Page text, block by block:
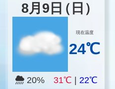
8月 9 日（日）
現在温度
24℃
20% 31℃ 22℃